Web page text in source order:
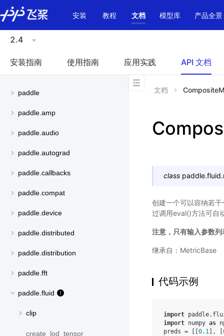
\u200E
安装
教程 文档 模型库 产品全景
2.4
安装指南 使用指南 应用实践 API 文档
paddle
paddle.amp
paddle.audio
paddle.autograd
paddle.callbacks
paddle.compat
paddle.device
paddle.distributed
paddle.distribution
paddle.fft
paddle.fluid
clip
create_lod_tensor
文档
class
创建一个可以容纳若
过调用eval()方法可自
注意，只有输入参数
继承自：MetricBase
代码示例
import
import numpy as
preds = 0.1 ],